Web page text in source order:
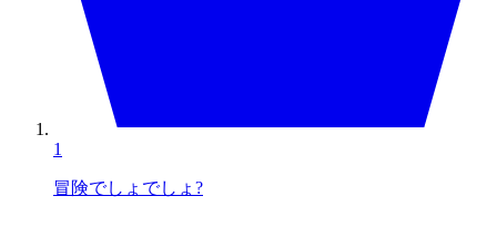
1
冒険でしょでしょ?